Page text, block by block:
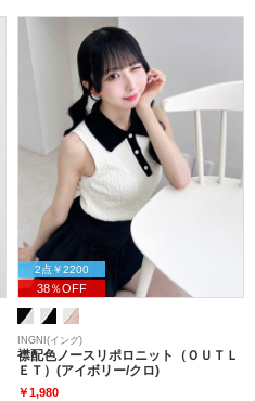
2点￥2200
38％OFF
INGNI(イング)
襟配色ノースリポロニット（ＯＵＴＬ
ＥＴ）(アイボリー/クロ)
￥1,980